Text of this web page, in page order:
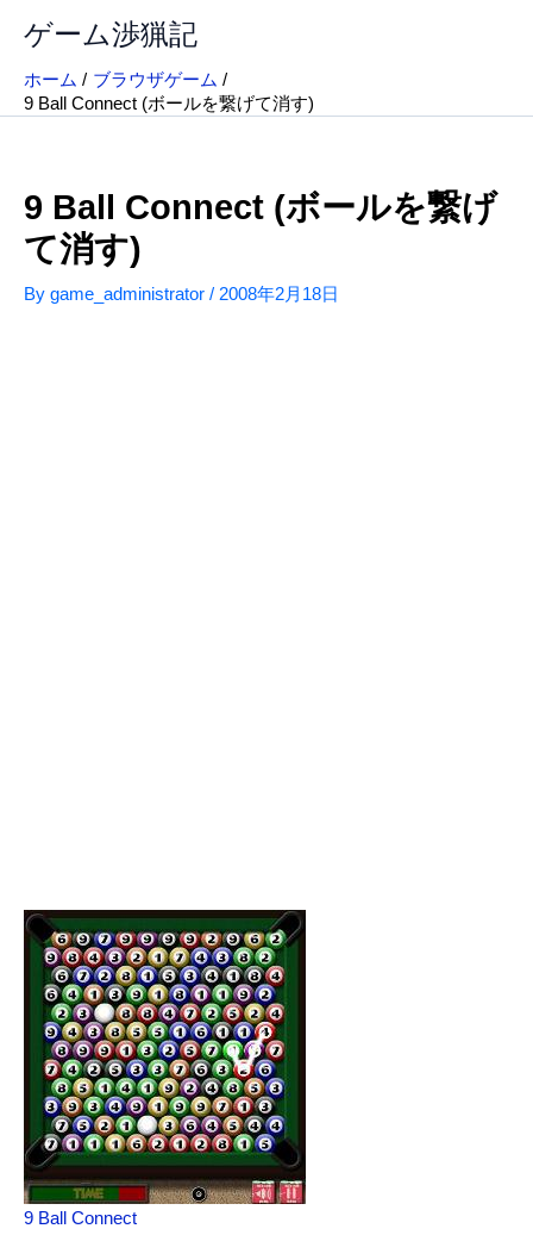
ゲーム渉猟記
ホーム
ブラウザゲーム
9 Ball Connect (ボールを繋げて消す)
9 Ball Connect (ボールを繋げ
て消す)
By game_administrator / 2008年2月18日
9 Ball Connect